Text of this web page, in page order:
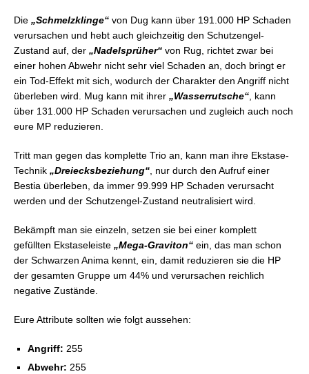
Die „Schmelzklinge“ von Dug kann über 191.000 HP Schaden
verursachen und hebt auch gleichzeitig den Schutzengel-
Zustand auf, der „Nadelsprüher“ von Rug, richtet zwar bei
einer hohen Abwehr nicht sehr viel Schaden an, doch bringt er
ein Tod-Effekt mit sich, wodurch der Charakter den Angriff nicht
überleben wird. Mug kann mit ihrer „Wasserrutsche“ , kann
über 131.000 HP Schaden verursachen und zugleich auch noch
eure MP reduzieren.
Tritt man gegen das komplette Trio an, kann man ihre Ekstase-
Technik „Dreiecksbeziehung“ , nur durch den Aufruf einer
Bestia überleben, da immer 99.999 HP Schaden verursacht
werden und der Schutzengel-Zustand neutralisiert wird.
Bekämpft man sie einzeln, setzen sie bei einer komplett
gefüllten Ekstaseleiste „Mega-Graviton“ ein, das man schon
der Schwarzen Anima kennt, ein, damit reduzieren sie die HP
der gesamten Gruppe um 44% und verursachen reichlich
negative Zustände.
Eure Attribute sollten wie folgt aussehen:
Angriff: 255
Abwehr: 255